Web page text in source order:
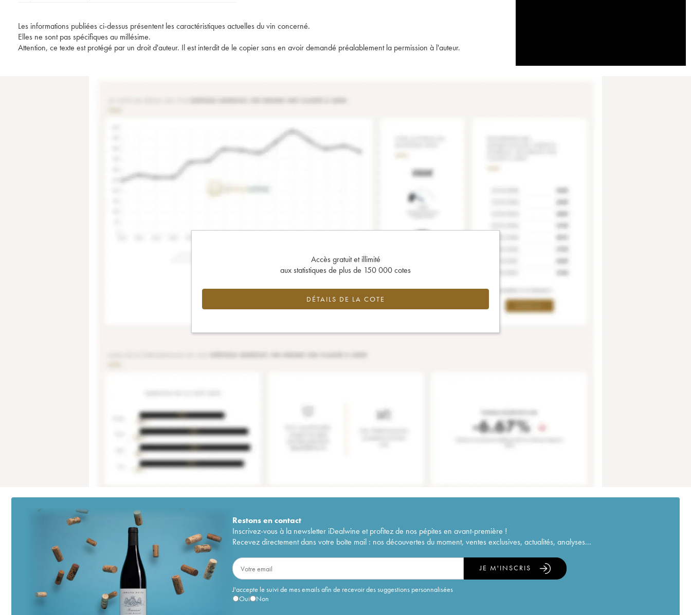
Les informations publiées ci-dessus présentent les caractéristiques actuelles du vin concerné.
Elles ne sont pas spécifiques au millésime.
Attention, ce texte est protégé par un droit d'auteur. Il est interdit de le copier sans en avoir demandé préalablement la permission à l'auteur.
Accès gratuit et illimité
aux statistiques de plus de 150 000 cotes
DÉTAILS DE LA COTE
Restons encontact
Inscrivez-vous à la newsletter iDealwine et profitez de nos pépites en avant-première !
Recevez directement dans votre boîte mail : nos découvertes du moment, ventes exclusives, actualités, analyses...
J'accepte le suivi de mes emails afin de recevoir des suggestions personnalisées
Oui
Non
JE M'INSCRIS